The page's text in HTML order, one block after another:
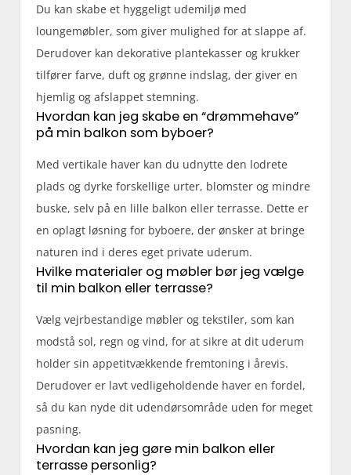
Du kan skabe et hyggeligt udemiljø med
loungemøbler, som giver mulighed for at slappe af.
Derudover kan dekorative plantekasser og krukker
tilfører farve, duft og grønne indslag, der giver en
hjemlig og afslappet stemning.
Hvordan kan jeg skabe en “drømmehave”
på min balkon som byboer?
Med vertikale haver kan du udnytte den lodrete
plads og dyrke forskellige urter, blomster og mindre
buske, selv på en lille balkon eller terrasse. Dette er
en oplagt løsning for byboere, der ønsker at bringe
naturen ind i deres eget private uderum.
Hvilke materialer og møbler bør jeg vælge
til min balkon eller terrasse?
Vælg vejrbestandige møbler og tekstiler, som kan
modstå sol, regn og vind, for at sikre at dit uderum
holder sin appetitvækkende fremtoning i årevis.
Derudover er lavt vedligeholdende haver en fordel,
så du kan nyde dit udendørsområde uden for meget
pasning.
Hvordan kan jeg gøre min balkon eller
terrasse personlig?